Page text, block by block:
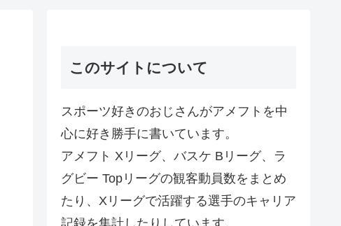
このサイトについて
スポーツ好きのおじさんがアメフトを中
心に好き勝手に書いています。
アメフト Xリーグ、バスケ Bリーグ、ラ
グビー Topリーグの観客動員数をまとめ
たり、Xリーグで活躍する選手のキャリア